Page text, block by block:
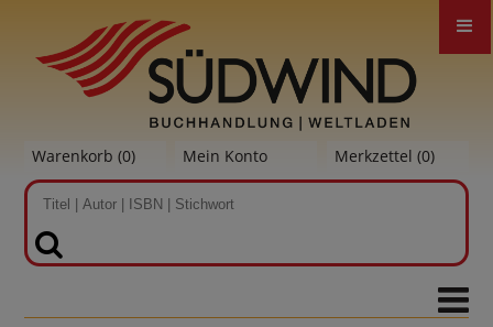
Warenkorb (0) Mein Konto Merkzettel (0)